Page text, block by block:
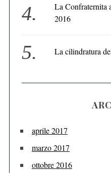
La Confraternita
2016
La cilindratura
aprile 2017
marzo 2017
ottobre 2016